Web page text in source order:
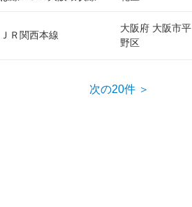
ＪＲ関西本線
大阪府 大阪市平
野区
次の20件 ＞